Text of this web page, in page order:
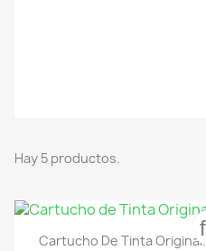
Hay 5 productos.
 Vista rápida
Cartucho De Tinta